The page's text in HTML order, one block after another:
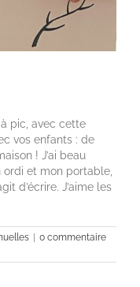
pic, avec cette
vos enfants : de
! J’ai beau
et mon portable,
d’écrire. J’aime les
| 0 commentaire